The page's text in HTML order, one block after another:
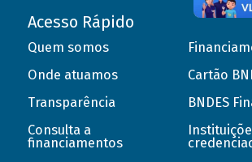
Acesso Rápido
Quem somos
Onde atuamos
Transparência
Consulta a
financiamentos
Cartão
BNDES